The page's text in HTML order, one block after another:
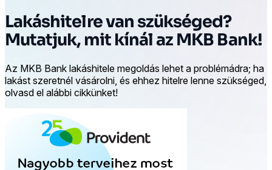
Lakáshitelre van szükséged?
Mutatjuk, mit kínál az MKB Bank!
Az MKB Bank lakáshitele megoldás lehet a problémádra; ha
lakást szeretnél vásárolni, és ehhez hitelre lenne szükséged,
olvasd el alábbi cikkünket!